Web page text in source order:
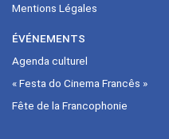
Mentions Légales
ÉVÉNEMENTS
Agenda culturel
« Festa do Cinema Francês »
Fête de la Francophonie